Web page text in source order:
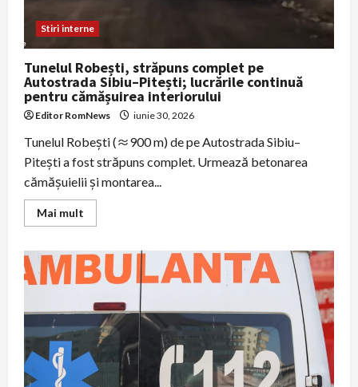
Stiri interne
Tunelul Robești, străpuns complet pe
Autostrada Sibiu–Pitești; lucrările continuă
pentru cămășuirea interiorului
Editor RomNews iunie 30, 2026
Tunelul Robești (≈900 m) de pe Autostrada Sibiu–
Pitești a fost străpuns complet. Urmează betonarea
cămășuielii și montarea...
Mai mult
more
Robești,
străpuns
complet
Autostrada
Sibiu–
Pitești;
lucrările
continuă
pentru
cămășuirea
interiorului